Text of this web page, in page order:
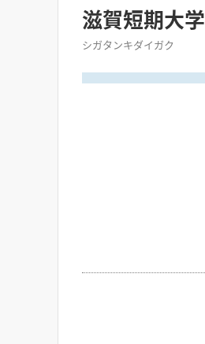
滋賀短期大学
シガタンキダイガク